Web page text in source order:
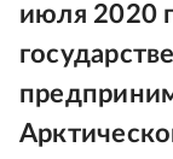
июля 2020